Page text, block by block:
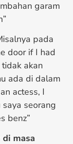
garam
pada
door if I had
akan
ada di dalam
actess, I
seorang
benz”
masa